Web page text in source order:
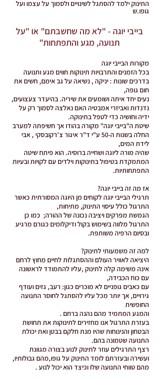
התינוק ילמד להסתגל לשינויים ולסמוך על עצמו ועל
גופו.ש
בייבי יוגה - "לא מה שחשבתם" או "על
תנועה, מגע והתפתחות"
מקורות הבייבי יוגה
בכל הזמנים והתרבויות תינוקות חווים מגע ותנועה
בדרכים שונות : יניקה , נשיאה על גב אימם, חשים את
חום גופה,
נעים יחד איתה ושומעים את שיריה. בהיעדר צעצועים,
נדנדות ואביזרי אמבטיה האם נאלצה לסמוך רק על
ידיה וחושיה כדי לטפל בתינוקה.
שיטת ה"בייבי יוגה" מקורה בהודו אך חשיפתה למערב
החלה בשנות ה-50 ע"י ד"ר איגור צ'רקובסקי , אבי
לידת המים,
שהיה מורה ליוגה ושחייה ברוסיה. הוא פיתח שיטה
המתמקדת בטיפול בתינוקות וילדים עם לקויות ובעיות
התפתחותיות.
אז מה זה בייבי יוגה?
תרגילי הבייבי יוגה לקוחים מן היוגה המסורתית כאשר
התרגול כולל עיסוי התינוק, מתיחות,
הגמשת מפרקים ויציבה נכונה של ההורה; כמו כן
התרגול מלווה בשימוש בקול ודיקלומים כגורם מרגיע
ובסיום הרפיה משותפת.
למה זה משמעותי לתינוק?
היציאה לאוויר העולם וההסתגלות לחיים מחוץ לרחם
אינה משימה קלה לתינוק ,עליו להתמודד לראשונה
עם כוח הכבידה,
עם כאבים גופניים לא מוכרים כגון: רעב, גזים ועודף
גירויים, אך יותר מכל עליו להסתגל לחוסר התנועה
החופשית
והמגע המתמיד מהם נהנה ברחם .
בעזרת התרגול אנו מחזירים לתינוקות את תחושת
הבטחון והנינוחות שהיו מנת חלקם בבטן ואת יכולת
התנועה שטמונה בהם.
רצף התרגילים עוזר לתינוק לנוע בצורה מגוונת
ועשירה ובעזרתם לומד התינוק על גופו,מהם גבולותיו,
מהם טווחי התנועה שלו וכיצד הוא יכול לנוע .